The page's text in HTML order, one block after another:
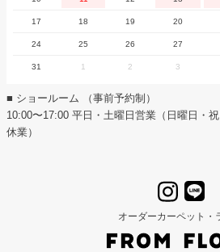
17 18 19 20
24 25 26 27
31 1 2 3
■ ショールーム （事前予約制）
10:00〜17:00 平日・土曜日営業（日曜日・
休業）
オーダーカーペット・